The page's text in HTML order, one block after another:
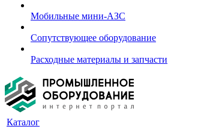
Мобильные мини-АЗС
Сопутствующее оборудование
Расходные материалы и запчасти
Каталог